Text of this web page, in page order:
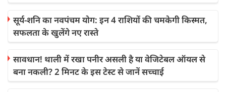
सूर्य-शनि का नवपंचम योग: इन 4 राशियों की चमकेगी किस्मत,
सफलता के खुलेंगे नए रास्ते
सावधान! थाली में रखा पनीर असली है या वेजिटेबल ऑयल से
बना नकली? 2 मिनट के इस टेस्ट से जानें सच्चाई